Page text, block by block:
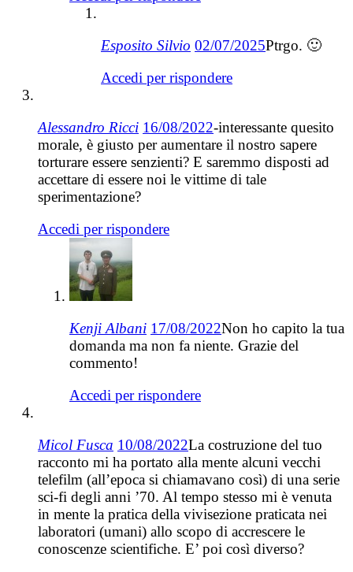
Esposito Silvio 02/07/2025Ptrgo. 🙂
Accedi per rispondere
Alessandro Ricci 16/08/2022-interessante quesito
morale, è giusto per aumentare il nostro sapere
torturare essere senzienti? E saremmo disposti ad
accettare di essere noi le vittime di tale
sperimentazione?
Accedi per rispondere
Kenji Albani 17/08/2022Non ho capito la tua
domanda ma non fa niente. Grazie del
commento!
Accedi per rispondere
Micol Fusca 10/08/2022La costruzione del tuo
racconto mi ha portato alla mente alcuni vecchi
telefilm (all’epoca si chiamavano così) di una serie
sci-fi degli anni ’70. Al tempo stesso mi è venuta
in mente la pratica della vivisezione praticata nei
laboratori (umani) allo scopo di accrescere le
conoscenze scientifiche. E’ poi così diverso?